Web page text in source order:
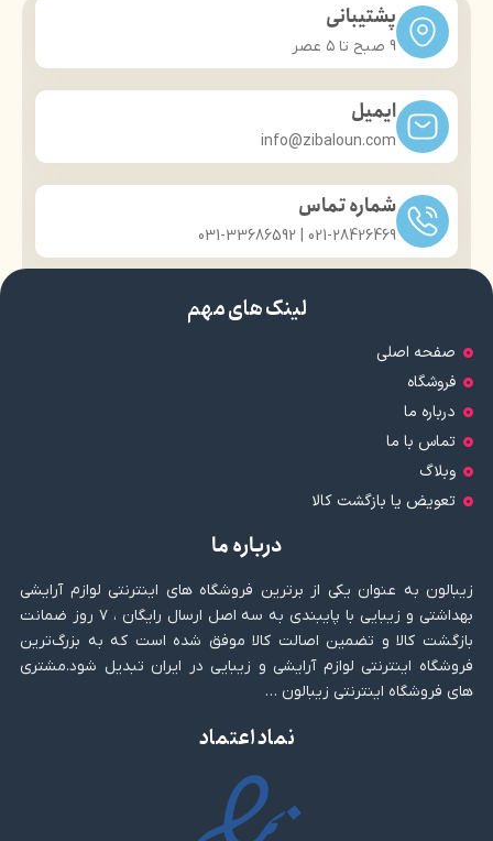
پشتیبانی
9 صبح تا ۵ عصر
ایمیل
info@zibaloun.com
شماره تماس
021-28426469 | 031-33686592
لینک های مهم
صفحه اصلی
فروشگاه
درباره ما
تماس با ما
وبلاگ
تعویض یا بازگشت کالا
درباره ما
زیبالون به عنوان یکی از برترین فروشگاه های اینترنتی لوازم آرایشی
بهداشتی و زیبایی با پایبندی به سه اصل ارسال رایگان ، ۷ روز ضمانت
بازگشت کالا و تضمین اصالت کالا موفق شده است که به بزرگ‌ترین
فروشگاه اینترنتی لوازم آرایشی و زیبایی در ایران تبدیل شود.مشتری
های فروشگاه اینترنتی زیبالون …
نماد اعتماد